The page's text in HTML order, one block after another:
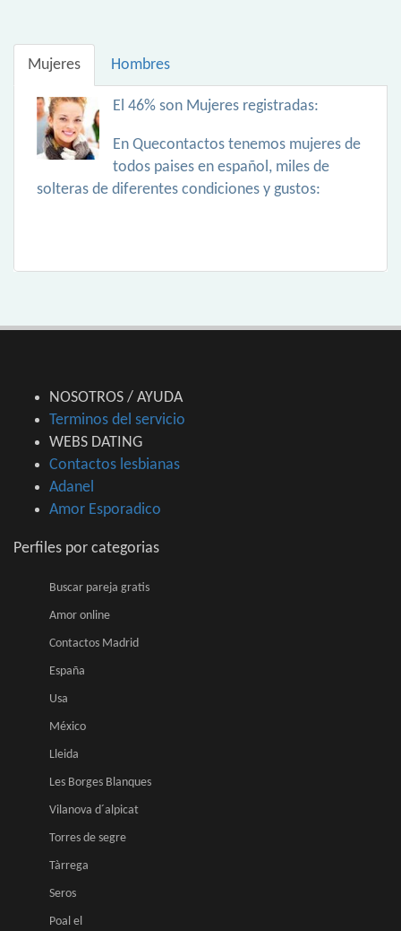
Mujeres Hombres
El 46% son Mujeres registradas:
En Quecontactos tenemos mujeres de
todos paises en español, miles de
solteras de diferentes condiciones y gustos:
NOSOTROS / AYUDA
Terminos del servicio
WEBS DATING
Contactos lesbianas
Adanel
Amor Esporadico
Perfiles por categorias
Buscar pareja gratis
Amor online
Contactos Madrid
España
Usa
México
Lleida
Les Borges Blanques
Vilanova d´alpicat
Torres de segre
Tàrrega
Seros
Poal el